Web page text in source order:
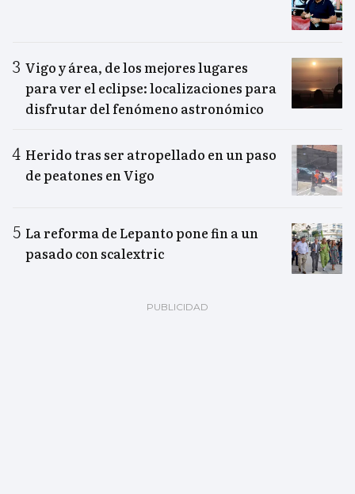
Vigo y área, de los mejores lugares
para ver el eclipse: localizaciones para
disfrutar del fenómeno astronómico
Herido tras ser atropellado en un paso
de peatones en Vigo
La reforma de Lepanto pone fin a un
pasado con scalextric